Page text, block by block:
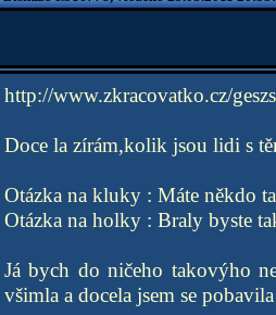
http://www.zkracovatko.cz/
Doce la zírám,kolik jsou lidi s
Otázka na kluky : Máte někdo
Otázka na holky : Braly byste
Já bych do ničeho takovýho
všimla a docela jsem se